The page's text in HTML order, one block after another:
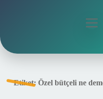
Etiket: Özel bütçeli ne